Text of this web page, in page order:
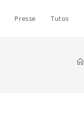
Presse Tutos